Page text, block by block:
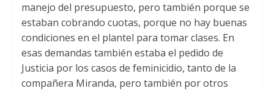
manejo del presupuesto, pero también porque se
estaban cobrando cuotas, porque no hay buenas
condiciones en el plantel para tomar clases. En
esas demandas también estaba el pedido de
Justicia por los casos de feminicidio, tanto de la
compañera Miranda, pero también por otros